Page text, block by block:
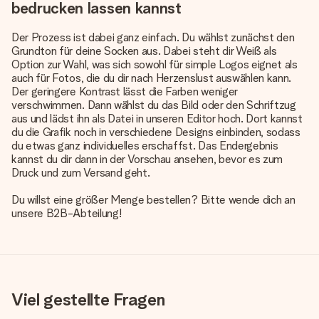
bedrucken lassen kannst
Der Prozess ist dabei ganz einfach. Du wählst zunächst den
Grundton für deine Socken aus. Dabei steht dir Weiß als
Option zur Wahl, was sich sowohl für simple Logos eignet als
auch für Fotos, die du dir nach Herzenslust auswählen kann.
Der geringere Kontrast lässt die Farben weniger
verschwimmen. Dann wählst du das Bild oder den Schriftzug
aus und lädst ihn als Datei in unseren Editor hoch. Dort kannst
du die Grafik noch in verschiedene Designs einbinden, sodass
du etwas ganz individuelles erschaffst. Das Endergebnis
kannst du dir dann in der Vorschau ansehen, bevor es zum
Druck und zum Versand geht.
Du willst eine größer Menge bestellen? Bitte wende dich an
unsere B2B-Abteilung!
Viel gestellte Fragen